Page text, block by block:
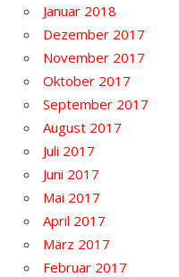
Januar 2018
Dezember 2017
November 2017
Oktober 2017
September 2017
August 2017
Juli 2017
Juni 2017
Mai 2017
April 2017
März 2017
Februar 2017